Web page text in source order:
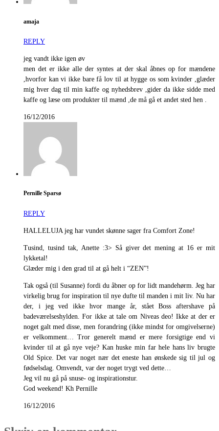
amaja
REPLY
jeg vandt ikke igen øv
men det er ikke alle der syntes at der skal åbnes op for mændene
,hvorfor kan vi ikke bare få lov til at hygge os som kvinder ,glæder
mig hver dag til min kaffe og nyhedsbrev ,gider da ikke sidde med
kaffe og læse om produkter til mænd ,de må gå et andet sted hen .
16/12/2016
Pernille Sparsø
REPLY
HALLELUJA jeg har vundet skønne sager fra Comfort Zone!
Tusind, tusind tak, Anette :3> Så giver det mening at 16 er mit
lykketal!
Glæder mig i den grad til at gå helt i “ZEN”!
Tak også (til Susanne) fordi du åbner op for lidt mandehørm. Jeg har
virkelig brug for inspiration til nye dufte til manden i mit liv. Nu har
der, i jeg ved ikke hvor mange år, stået Boss aftershave på
badeværelseshylden. For ikke at tale om Niveas deo! Ikke at der er
noget galt med disse, men forandring (ikke mindst for omgivelserne)
er velkomment… Tror generelt mænd er mere forsigtige end vi
kvinder til at gå nye veje? Kan huske min far hele hans liv brugte
Old Spice. Det var noget nær det eneste han ønskede sig til jul og
fødselsdag. Omvendt, var der noget trygt ved dette…
Jeg vil nu gå på snuse- og inspirationstur.
God weekend! Kh Pernille
16/12/2016